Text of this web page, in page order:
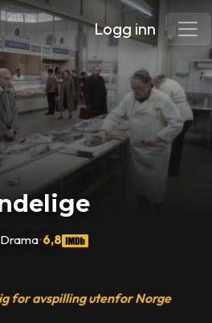
Logg inn
Drama•6,8
for avspilling utenfor Norge